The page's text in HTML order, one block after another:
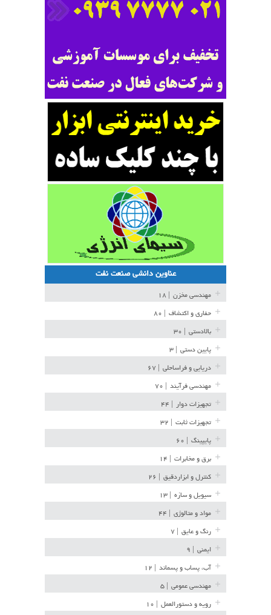
عناوین دانشی صنعت نفت
مهندسی مخزن
حفاری و اکتشاف
بالادستی
پایین دستی
دریایی و فراساحلی
مهندسی فرآیند
تجهیزات دوار
تجهیزات ثابت
پایپینگ
برق و مخابرات
کنترل و ابزاردقیق
سیویل و سازه
مواد و متالوژی
رنگ و عایق
ایمنی
آب، پساب و پسماند
مهندسی عمومی
رویه و دستورالعمل